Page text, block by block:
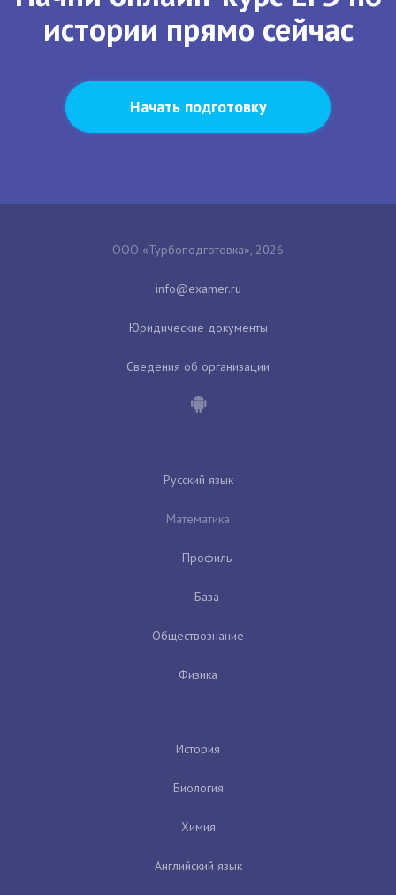
истории прямо сейчас
Начать подготовку
ООО «Турбоподготовка», 2026
Юридические документы
Сведения об организации
Русский язык
Математика
Профиль
База
Обществознание
Физика
История
Биология
Химия
Английский язык